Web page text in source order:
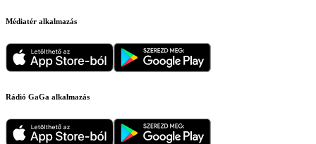
Médiatér alkalmazás
Rádió GaGa alkalmazás